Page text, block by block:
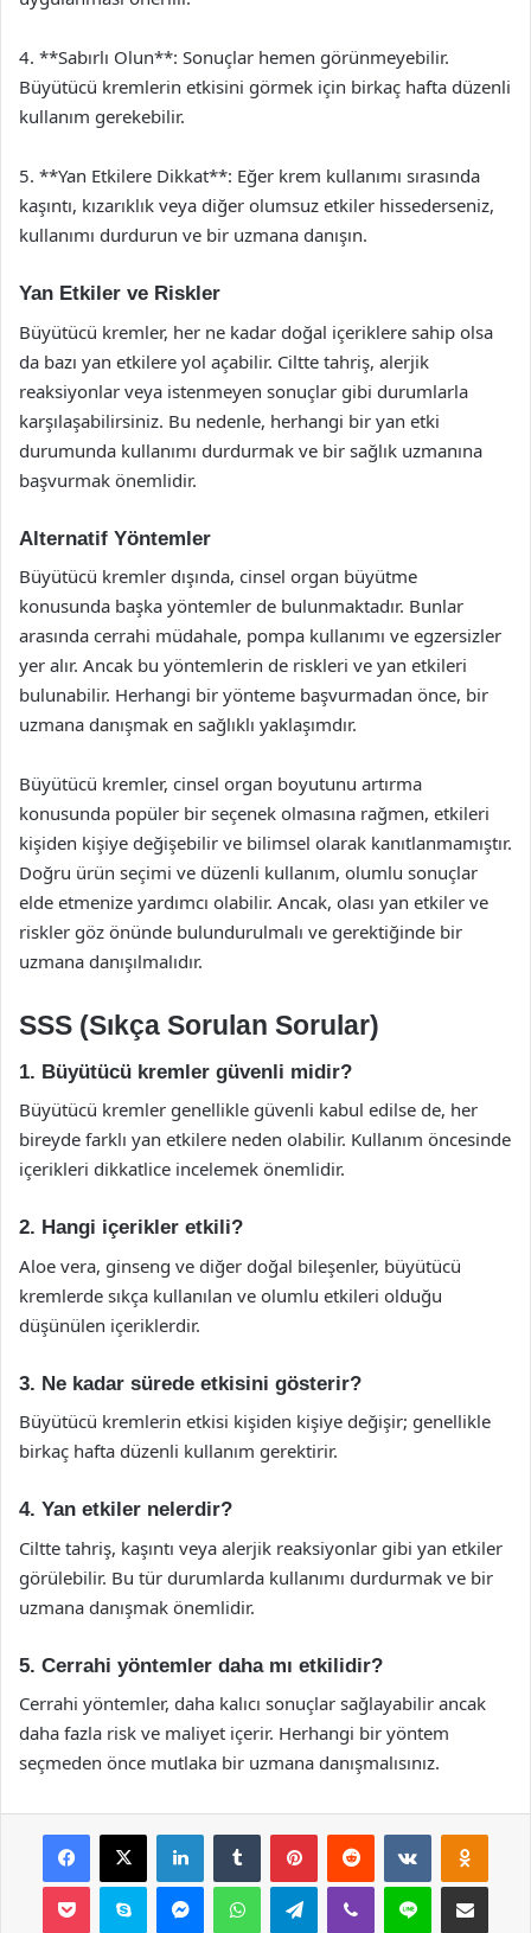
4. **Sabırlı Olun**: Sonuçlar hemen görünmeyebilir.
Büyütücü kremlerin etkisini görmek için birkaç hafta düzenli
kullanım gerekebilir.
5. **Yan Etkilere Dikkat**: Eğer krem kullanımı sırasında
kaşıntı, kızarıklık veya diğer olumsuz etkiler hissederseniz,
kullanımı durdurun ve bir uzmana danışın.
Yan Etkiler ve Riskler
Büyütücü kremler, her ne kadar doğal içeriklere sahip olsa
da bazı yan etkilere yol açabilir. Ciltte tahriş, alerjik
reaksiyonlar veya istenmeyen sonuçlar gibi durumlarla
karşılaşabilirsiniz. Bu nedenle, herhangi bir yan etki
durumunda kullanımı durdurmak ve bir sağlık uzmanına
başvurmak önemlidir.
Alternatif Yöntemler
Büyütücü kremler dışında, cinsel organ büyütme
konusunda başka yöntemler de bulunmaktadır. Bunlar
arasında cerrahi müdahale, pompa kullanımı ve egzersizler
yer alır. Ancak bu yöntemlerin de riskleri ve yan etkileri
bulunabilir. Herhangi bir yönteme başvurmadan önce, bir
uzmana danışmak en sağlıklı yaklaşımdır.
Büyütücü kremler, cinsel organ boyutunu artırma
konusunda popüler bir seçenek olmasına rağmen, etkileri
kişiden kişiye değişebilir ve bilimsel olarak kanıtlanmamıştır.
Doğru ürün seçimi ve düzenli kullanım, olumlu sonuçlar
elde etmenize yardımcı olabilir. Ancak, olası yan etkiler ve
riskler göz önünde bulundurulmalı ve gerektiğinde bir
uzmana danışılmalıdır.
SSS (Sıkça Sorulan Sorular)
1. Büyütücü kremler güvenli midir?
Büyütücü kremler genellikle güvenli kabul edilse de, her
bireyde farklı yan etkilere neden olabilir. Kullanım öncesinde
içerikleri dikkatlice incelemek önemlidir.
2. Hangi içerikler etkili?
Aloe vera, ginseng ve diğer doğal bileşenler, büyütücü
kremlerde sıkça kullanılan ve olumlu etkileri olduğu
düşünülen içeriklerdir.
3. Ne kadar sürede etkisini gösterir?
Büyütücü kremlerin etkisi kişiden kişiye değişir; genellikle
birkaç hafta düzenli kullanım gerektirir.
4. Yan etkiler nelerdir?
Ciltte tahriş, kaşıntı veya alerjik reaksiyonlar gibi yan etkiler
görülebilir. Bu tür durumlarda kullanımı durdurmak ve bir
uzmana danışmak önemlidir.
5. Cerrahi yöntemler daha mı etkilidir?
Cerrahi yöntemler, daha kalıcı sonuçlar sağlayabilir ancak
daha fazla risk ve maliyet içerir. Herhangi bir yöntem
seçmeden önce mutlaka bir uzmana danışmalısınız.
Facebook
X LinkedInTumblr PinterestReddit VKontakte
Pocket Skype MessengerWhatsAppTelegramViber Line E-Posta ile